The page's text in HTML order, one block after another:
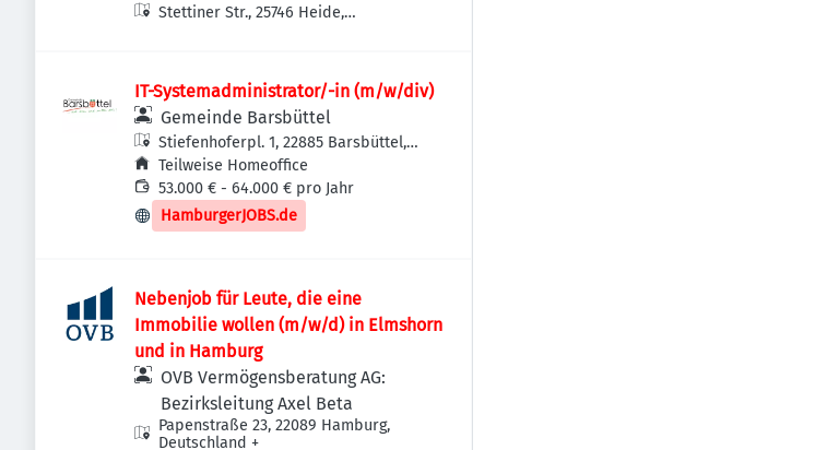
Stettiner Str., 25746 Heide,
IT-Systemadministrator/-in (m/w/div)
Gemeinde Barsbüttel
Stiefenhoferpl. 1, 22885 Barsbüttel,
Deutschland
Teilweise Homeoffice
53.000 € - 64.000 € pro Jahr
HamburgerJOBS.de
Nebenjob für Leute, die eine
Immobilie wollen (m/w/d) in Elmshorn
und in Hamburg
OVB Vermögensberatung AG:
Bezirksleitung Axel Beta
Papenstraße 23, 22089 Hamburg,
Deutschland +